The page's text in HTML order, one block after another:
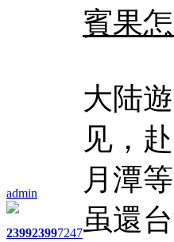
admin
239923997247
賓果
大陆
见，
月潭
虽還